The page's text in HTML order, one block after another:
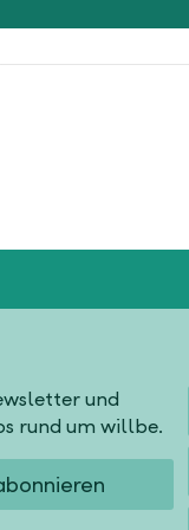
und
rund um willbe.